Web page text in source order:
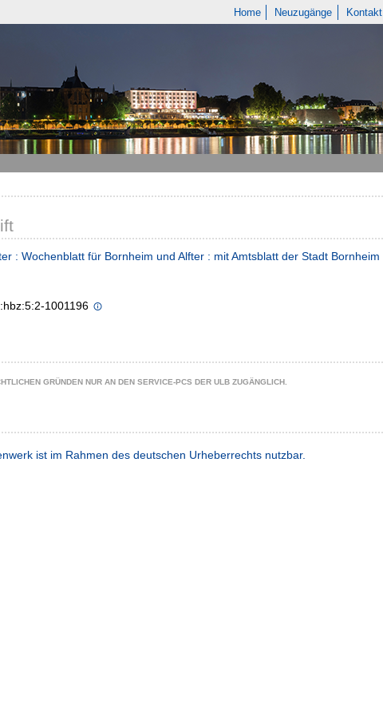
Home Neuzugänge Kontakt
: Wochenblatt für Bornheim und Alfter : mit Amtsblatt der Stadt Bornheim
1001196
GRÜNDEN NUR AN DEN SERVICE-PCS DER ULB ZUGÄNGLICH.
ist im Rahmen des deutschen Urheberrechts nutzbar.